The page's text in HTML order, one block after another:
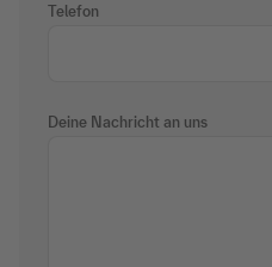
Telefon
Deine Nachricht an uns